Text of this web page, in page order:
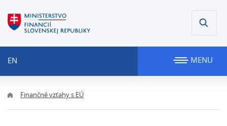
EN MENU
Finančné vzťahy s EÚ